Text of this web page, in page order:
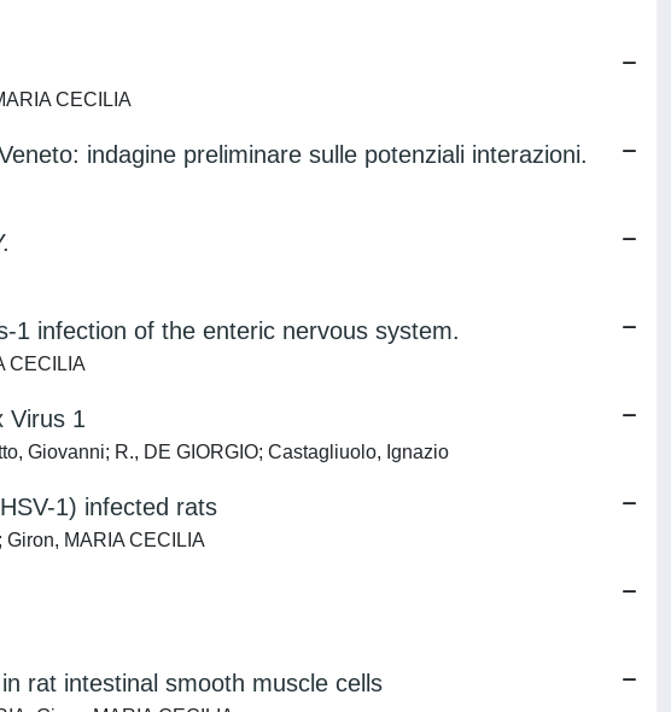
CECILIA
indagine preliminare sulle potenziali interazioni.
1 infection of the enteric nervous system.
CECILIA
Virus 1
Giovanni; R., DE GIORGIO; Castagliuolo, Ignazio
1) infected rats
MARIA CECILIA
rat intestinal smooth muscle cells